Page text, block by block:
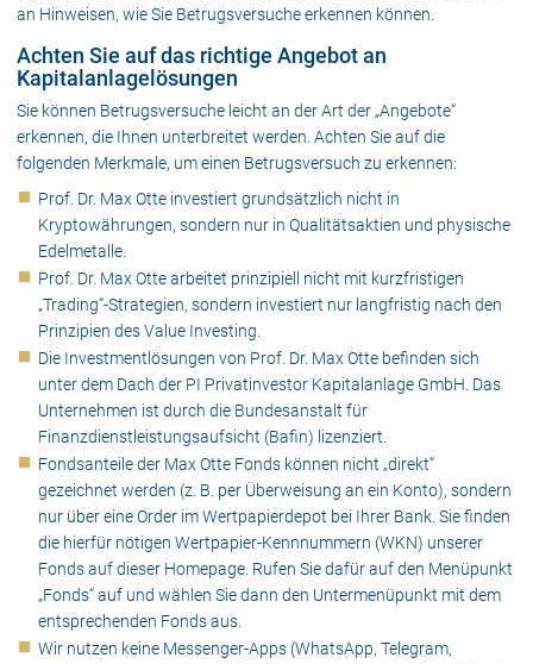
an Hinweisen, wie Sie Betrugsversuche erkennen können.
Achten Sie auf das richtige Angebot an
Kapitalanlagelösungen
Sie können Betrugsversuche leicht an der Art der „Angebote“
erkennen, die Ihnen unterbreitet werden. Achten Sie auf die
folgenden Merkmale, um einen Betrugsversuch zu erkennen:
Prof. Dr. Max Otte investiert grundsätzlich nicht in
Kryptowährungen, sondern nur in Qualitätsaktien und physische
Edelmetalle.
Prof. Dr. Max Otte arbeitet prinzipiell nicht mit kurzfristigen
„Trading“-Strategien, sondern investiert nur langfristig nach den
Prinzipien des Value Investing.
Die Investmentlösungen von Prof. Dr. Max Otte befinden sich
unter dem Dach der PI Privatinvestor Kapitalanlage GmbH. Das
Unternehmen ist durch die Bundesanstalt für
Finanzdienstleistungsaufsicht (Bafin) lizenziert.
Fondsanteile der Max Otte Fonds können nicht „direkt“
gezeichnet werden (z. B. per Überweisung an ein Konto), sondern
nur über eine Order im Wertpapierdepot bei Ihrer Bank. Sie finden
die hierfür nötigen Wertpapier-Kennnummern (WKN) unserer
Fonds auf dieser Homepage. Rufen Sie dafür auf den Menüpunkt
„Fonds“ auf und wählen Sie dann den Untermenüpunkt mit dem
entsprechenden Fonds aus.
Wir nutzen keine Messenger-Apps (WhatsApp, Telegram,